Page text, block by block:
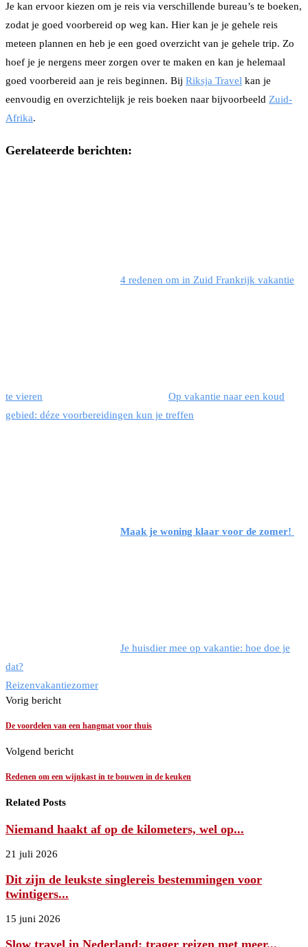
Je kan ervoor kiezen om je reis via verschillende bureau’s te boeken,
zodat je goed voorbereid op weg kan. Hier kan je je gehele reis
meteen plannen en heb je een goed overzicht van je gehele trip. Zo
hoef je je nergens meer zorgen over te maken en kan je helemaal
goed voorbereid aan je reis beginnen. Bij Riksja Travel kan je
eenvoudig en overzichtelijk je reis boeken naar bijvoorbeeld Zuid-
Afrika.
Gerelateerde berichten:
4 redenen om in Zuid Frankrijk vakantie
te vieren
Op vakantie naar een koud
gebied: déze voorbereidingen kun je treffen
Maak je woning klaar voor de zomer!
Je huisdier mee op vakantie: hoe doe je
dat?
Reizenvakantiezomer
Vorig bericht
De voordelen van een hangmat voor thuis
Volgend bericht
Redenen om een wijnkast in te bouwen in de keuken
Related Posts
Niemand haakt af op de kilometers, wel op...
21 juli 2026
Dit zijn de leukste singlereis bestemmingen voor
twintigers...
15 juni 2026
Slow travel in Nederland: trager reizen met meer...